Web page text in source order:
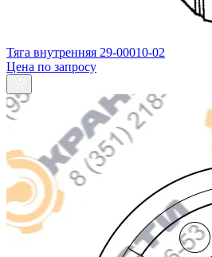
Тяга внутренняя 29-00010-02
Цена по запросу